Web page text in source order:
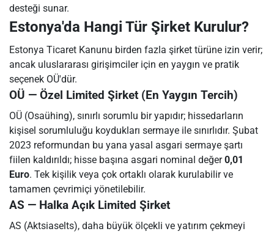
desteği sunar.
Estonya'da Hangi Tür Şirket Kurulur?
Estonya Ticaret Kanunu birden fazla şirket türüne izin verir;
ancak uluslararası girişimciler için en yaygın ve pratik
seçenek OÜ'dür.
OÜ — Özel Limited Şirket (En Yaygın Tercih)
OÜ (Osaühing), sınırlı sorumlu bir yapıdır; hissedarların
kişisel sorumluluğu koydukları sermaye ile sınırlıdır. Şubat
2023 reformundan bu yana yasal asgari sermaye şartı
fiilen kaldırıldı; hisse başına asgari nominal değer0,01
Euro. Tek kişilik veya çok ortaklı olarak kurulabilir ve
tamamen çevrimiçi yönetilebilir.
AS — Halka Açık Limited Şirket
AS (Aktsiaselts), daha büyük ölçekli ve yatırım çekmeyi